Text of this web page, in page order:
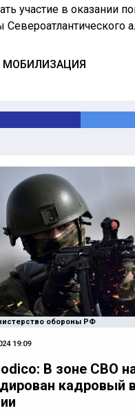
участие в оказании
Североатлантического
МОБИЛИЗАЦИЯ
обороны РФ
19:09
В зоне СВО
кадровый